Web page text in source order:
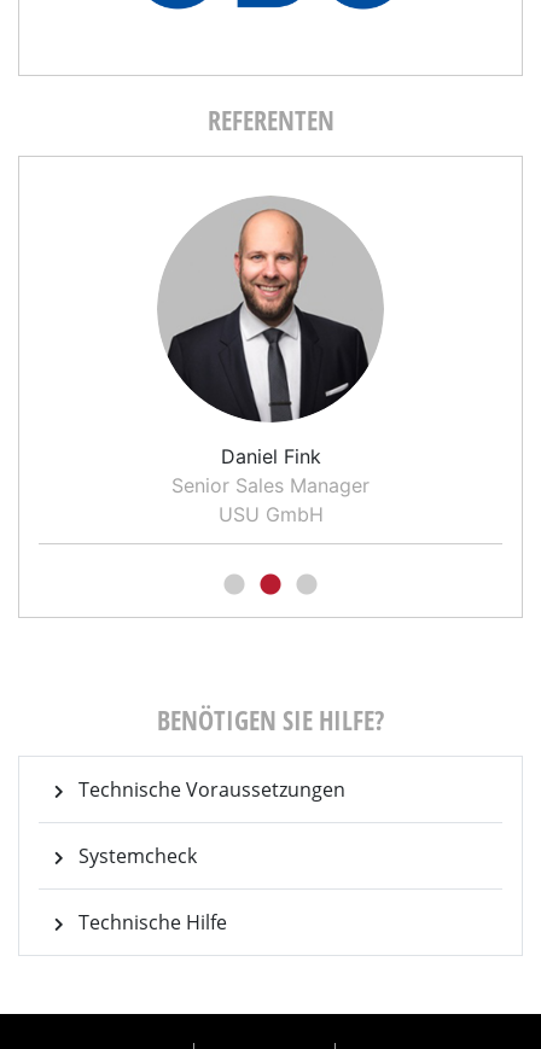
REFERENTEN
Daniel Fink
Senior Sales Manager
USU GmbH
BENÖTIGEN SIE HILFE?
Technische Voraussetzungen
Systemcheck
Technische Hilfe